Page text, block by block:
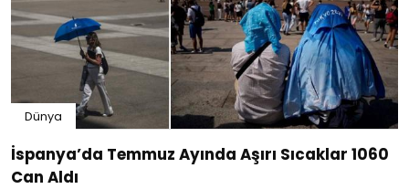
Dünya
İspanya’da Temmuz Ayında Aşırı Sıcaklar 1060
Can Aldı